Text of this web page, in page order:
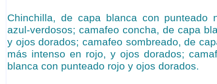
Chinchilla, de capa blanca con punteado
azul-verdosos; camafeo concha, de capa
y ojos dorados; camafeo sombreado, de
más intenso en rojo, y ojos dorados;
blanca con punteado rojo y ojos dorados.